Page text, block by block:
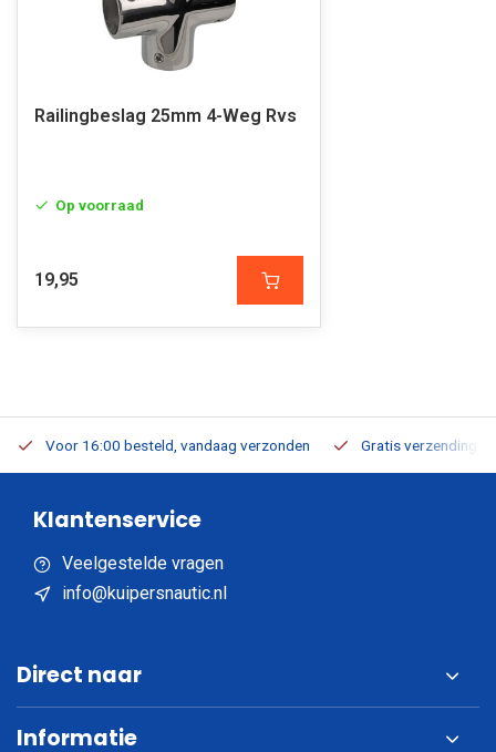
Railingbeslag 25mm 4-Weg Rvs
Op voorraad
19,95
Voor 16:00 besteld, vandaag verzonden Gratis verzending
Klantenservice
Veelgestelde vragen
info@kuipersnautic.nl
Direct naar
Informatie